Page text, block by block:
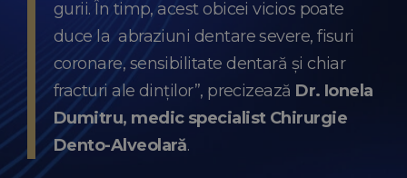
gurii. În timp, acest obicei vicios poate
duce la abraziuni dentare severe, fisuri
coronare, sensibilitate dentară și chiar
fracturi ale dinților”, precizează Dr. Ionela
Dumitru, medic specialist Chirurgie
Dento-Alveolară.